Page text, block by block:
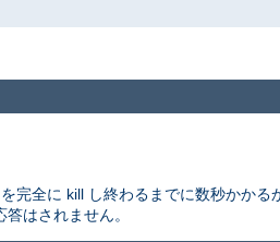
完全に kill し終わるまでに数秒かかる
はされません。